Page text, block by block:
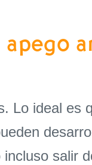
Lo ideal es
salir